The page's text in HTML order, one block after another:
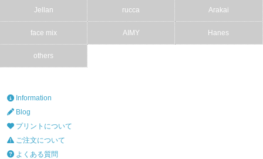
Jellan rucca Arakai
face mix AIMY Hanes
others
Information
Blog
プリントについて
ご注文について
よくある質問